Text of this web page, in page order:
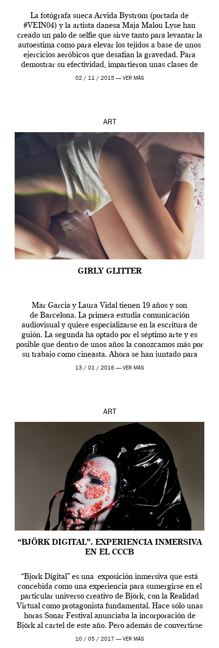
La fotógrafa sueca Arvida Byström (portada de
#VEIN04) y la artista danesa Maja Malou Lyse han
creado un palo de selfie que sirve tanto para levantar la
autoestima como para elevar los tejidos a base de unos
ejercicios aeróbicos que desafían la gravedad. Para
demostrar su efectividad, impartieron unas clases de
prueba en el Tate […]
02 / 11 / 2015 — VER MÁS
ART
GIRLY GLITTER
Mar Garcia y Laura Vidal tienen 19 años y son
de Barcelona. La primera estudia comunicación
audiovisual y quiere especializarse en la escritura de
guión. La segunda ha optado por el séptimo arte y es
posible que dentro de unos años la conozcamos más por
su trabajo como cineasta. Ahora se han juntado para
contarnos una […]
13 / 01 / 2016 — VER MÁS
ART
“BJÖRK DIGITAL”. EXPERIENCIA INMERSIVA
EN EL CCCB
“Bjork Digital” es una exposición inmersiva que está
concebida como una experiencia para sumergirse en el
particular universo creativo de Björk, con la Realidad
Virtual como protagonista fundamental. Hace sólo unas
horas Sonar Festival anunciaba la incorporación de
Björk al cartel de este año. Pero además de convertirse
en una de las actuaciones más relevantes […]
10 / 05 / 2017 — VER MÁS